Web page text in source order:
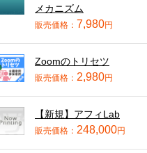
メカニズム
販売価格： 7,980円
Zoomのトリセツ
販売価格： 2,980円
【新規】アフィLab
販売価格： 248,000円